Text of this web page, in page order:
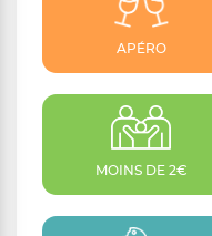
APÉRO
MOINS DE 2€